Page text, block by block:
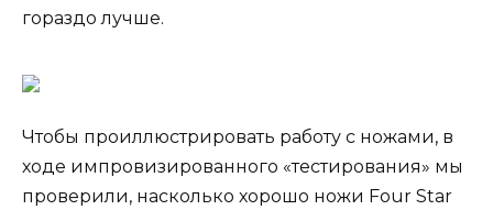
гораздо лучше.
Чтобы проиллюстрировать работу с ножами, в
ходе импровизированного «тестирования» мы
проверили, насколько хорошо ножи Four Star